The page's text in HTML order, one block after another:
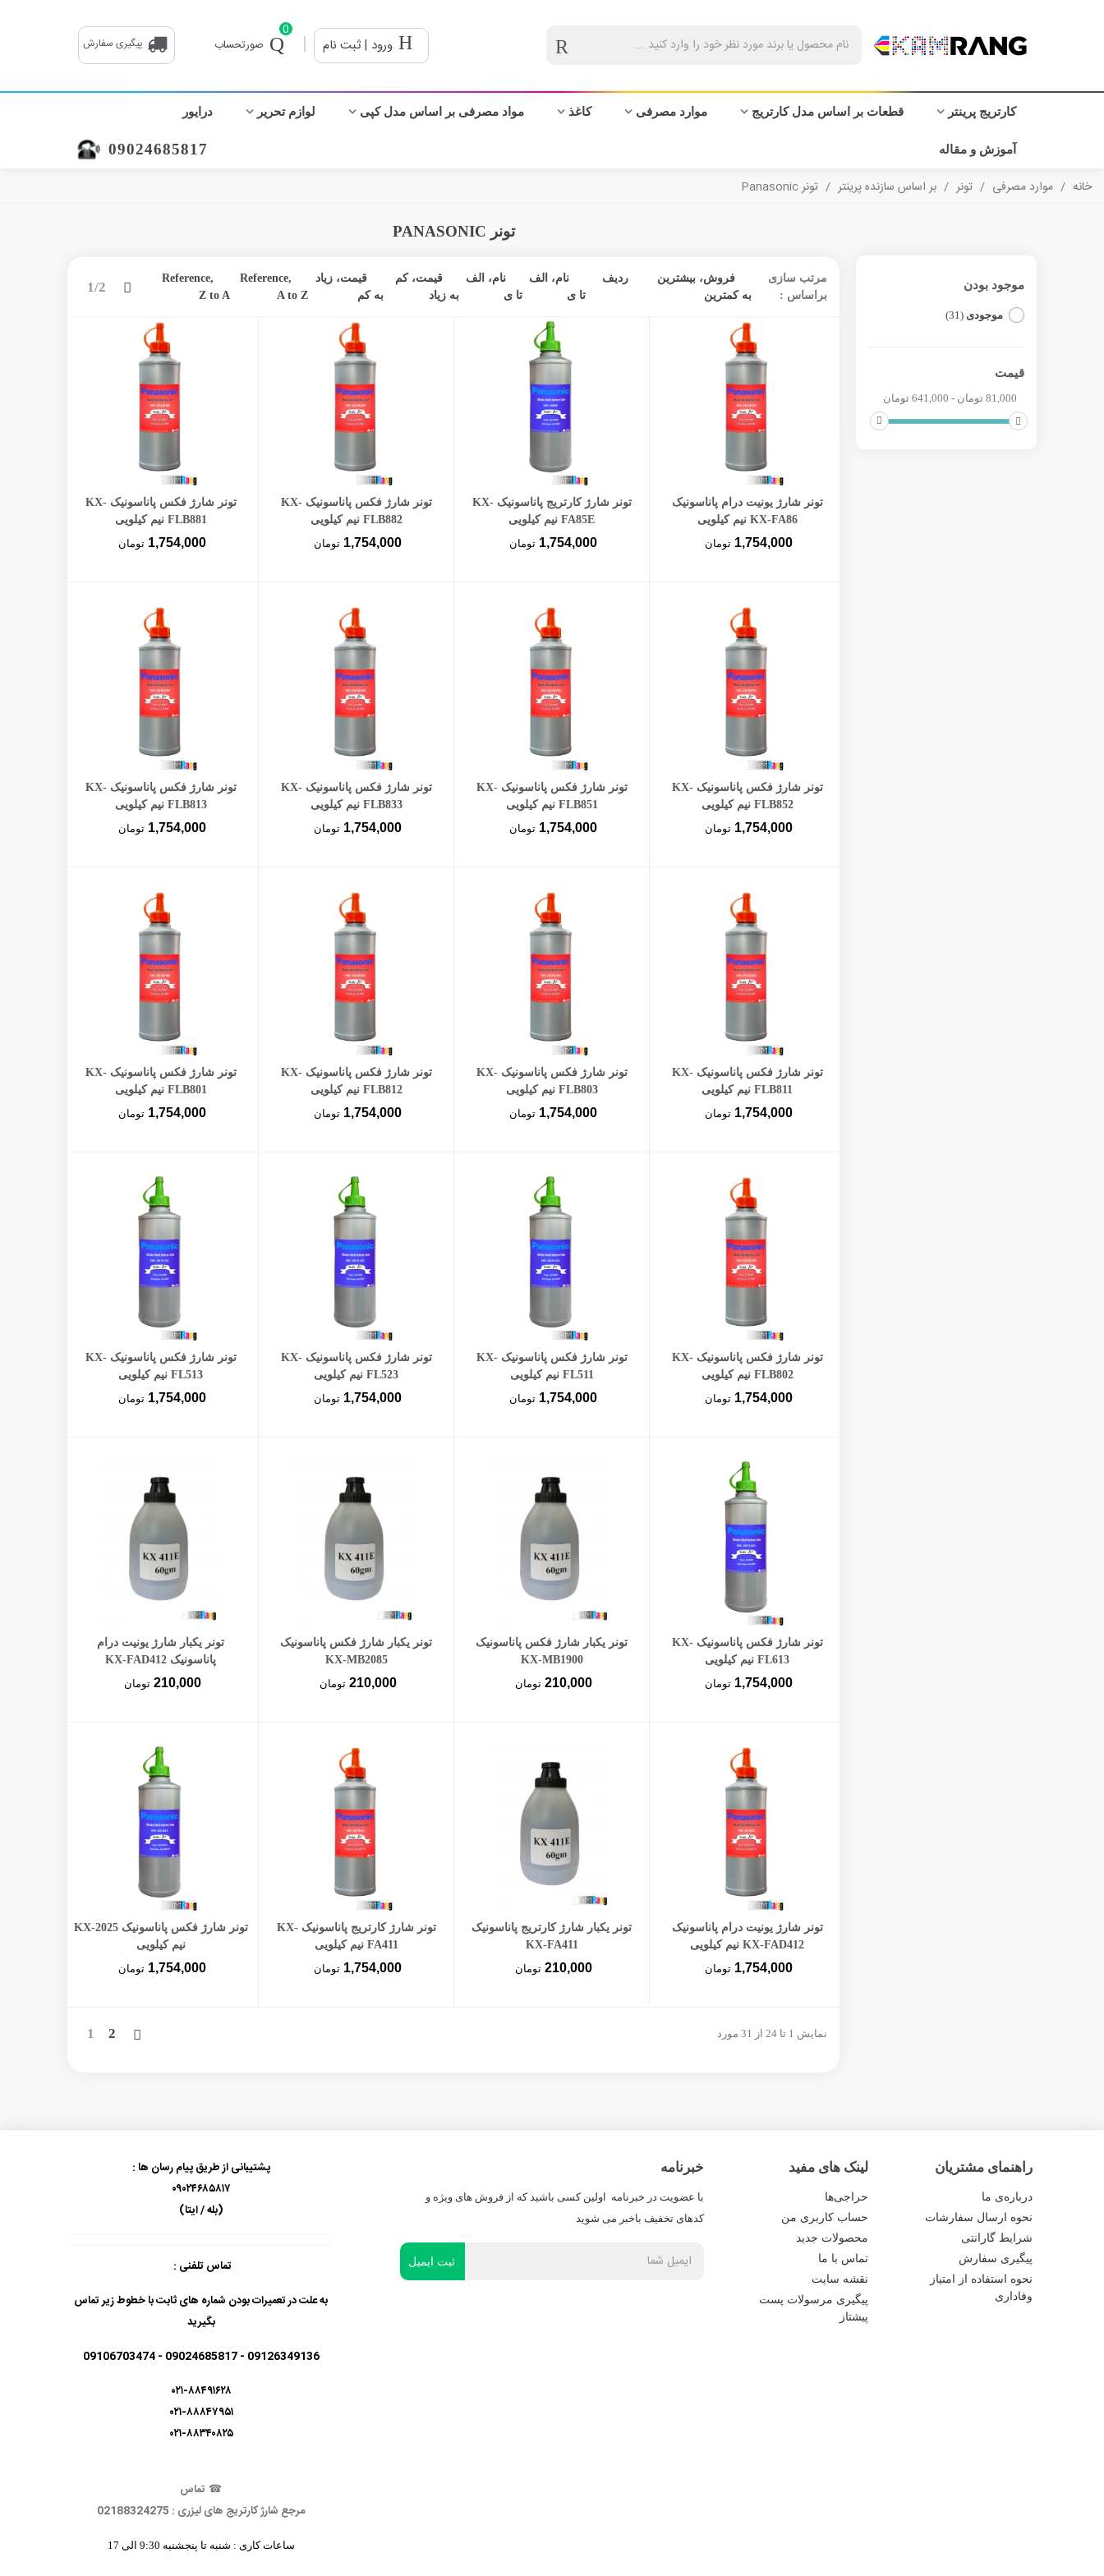
ورود | ثبت نام |
0
صورتحساب
پیگیری سفارش
کارتریج پرینتر قطعات بر اساس مدل کارتریج موارد مصرفی کاغذ مواد مصرفی بر اساس مدل کپی لوازم تحریر درایور
آموزش و مقاله 09024685817
خانه / موارد مصرفی / تونر / بر اساس سازنده پرینتر / تونر Panasonic
موجود بودن
موجودی(31)
قیمت
81,000 تومان - 641,000 تومان
تونر PANASONIC
مرتب سازی
براساس :
فروش، بیشترین
به کمترین
ردیف
نام، الف
تا ی
نام، الف
تا ی
قیمت، کم
به زیاد
قیمت، زیاد
به کم
Reference,
A to Z
Reference,
Z to A
1/2
بعدی
افزودن به سبد خرید
تونر شارژ یونیت درام پاناسونیک
KX-FA86 نیم کیلویی
1,754,000 تومان
افزودن به سبد خرید
تونر شارژ کارتریج پاناسونیک KX-
FA85E نیم کیلویی
1,754,000 تومان
افزودن به سبد خرید
تونر شارژ فکس پاناسونیک KX-
FLB882 نیم کیلویی
1,754,000 تومان
افزودن به سبد خرید
تونر شارژ فکس پاناسونیک KX-
FLB881 نیم کیلویی
1,754,000 تومان
افزودن به سبد خرید
تونر شارژ فکس پاناسونیک KX-
FLB852 نیم کیلویی
1,754,000 تومان
افزودن به سبد خرید
تونر شارژ فکس پاناسونیک KX-
FLB851 نیم کیلویی
1,754,000 تومان
افزودن به سبد خرید
تونر شارژ فکس پاناسونیک KX-
FLB833 نیم کیلویی
1,754,000 تومان
افزودن به سبد خرید
تونر شارژ فکس پاناسونیک KX-
FLB813 نیم کیلویی
1,754,000 تومان
افزودن به سبد خرید
تونر شارژ فکس پاناسونیک KX-
FLB811 نیم کیلویی
1,754,000 تومان
افزودن به سبد خرید
تونر شارژ فکس پاناسونیک KX-
FLB803 نیم کیلویی
1,754,000 تومان
افزودن به سبد خرید
تونر شارژ فکس پاناسونیک KX-
FLB812 نیم کیلویی
1,754,000 تومان
افزودن به سبد خرید
تونر شارژ فکس پاناسونیک KX-
FLB801 نیم کیلویی
1,754,000 تومان
افزودن به سبد خرید
تونر شارژ فکس پاناسونیک KX-
FLB802 نیم کیلویی
1,754,000 تومان
افزودن به سبد خرید
تونر شارژ فکس پاناسونیک KX-
FL511 نیم کیلویی
1,754,000 تومان
افزودن به سبد خرید
تونر شارژ فکس پاناسونیک KX-
FL523 نیم کیلویی
1,754,000 تومان
افزودن به سبد خرید
تونر شارژ فکس پاناسونیک KX-
FL513 نیم کیلویی
1,754,000 تومان
افزودن به سبد خرید
تونر شارژ فکس پاناسونیک KX-
FL613 نیم کیلویی
1,754,000 تومان
افزودن به سبد خرید
تونر یکبار شارژ فکس پاناسونیک
KX-MB1900
210,000 تومان
افزودن به سبد خرید
تونر یکبار شارژ فکس پاناسونیک
KX-MB2085
210,000 تومان
افزودن به سبد خرید
تونر یکبار شارژ یونیت درام
پاناسونیک KX-FAD412
210,000 تومان
افزودن به سبد خرید
تونر شارژ یونیت درام پاناسونیک
KX-FAD412 نیم کیلویی
1,754,000 تومان
افزودن به سبد خرید
تونر یکبار شارژ کارتریج پاناسونیک
KX-FA411
210,000 تومان
افزودن به سبد خرید
تونر شارژ کارتریج پاناسونیک KX-
FA411 نیم کیلویی
1,754,000 تومان
افزودن به سبد خریدتونر شارژ فکس پاناسونیک KX-2025
نیم کیلویی
1,754,000 تومان
نمایش 1 تا 24 از 31 مورد 1 2
بعدی
راهنمای مشتریان
درباره‌ی ما
نحوه ارسال سفارشات
شرایط گارانتی
پیگیری سفارش
نحوه استفاده از امتیاز
وفاداری
لینک های مفید
حراجی‌ها
حساب کاربری من
محصولات جدید
تماس با ما
نقشه سایت
پیگیری مرسولات پست
پیشتاز
خبرنامه
با عضویت در خبرنامه اولین کسی باشید که از فروش های ویژه و
کدهای تخفیف باخبر می شوید
پشتیبانی از طریق پیام رسان ها :
۰۹۰۲۴۶۸۵۸۱۷
(بله / ایتا)
تماس تلفنی :
به علت در تعمیرات بودن شماره های ثابت با خطوط زیر تماس
بگیرید
09126349136 - 09024685817 - 09106703474
۰۲۱-۸۸۴۹۱۶۲۸
۰۲۱-۸۸۸۴۷۹۵۱
۰۲۱-۸۸۳۴۰۸۲۵
☎ تماس
مرجع شارژ کارتریج های لیزری : 02188324275
ساعات کاری : شنبه تا پنجشنبه 9:30 الی 17